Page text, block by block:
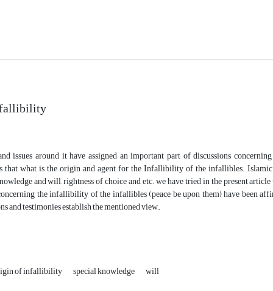
issues around it have assigned an important part of discussions
what is the origin and agent for the Infallibility of the infallibles. Islamic
and will, rightness of choice and etc. we have tried in the present
the infallibility of the infallibles (peace be upon them) have been
and testimonies establish the mentioned view.
of infallibility special knowledge will